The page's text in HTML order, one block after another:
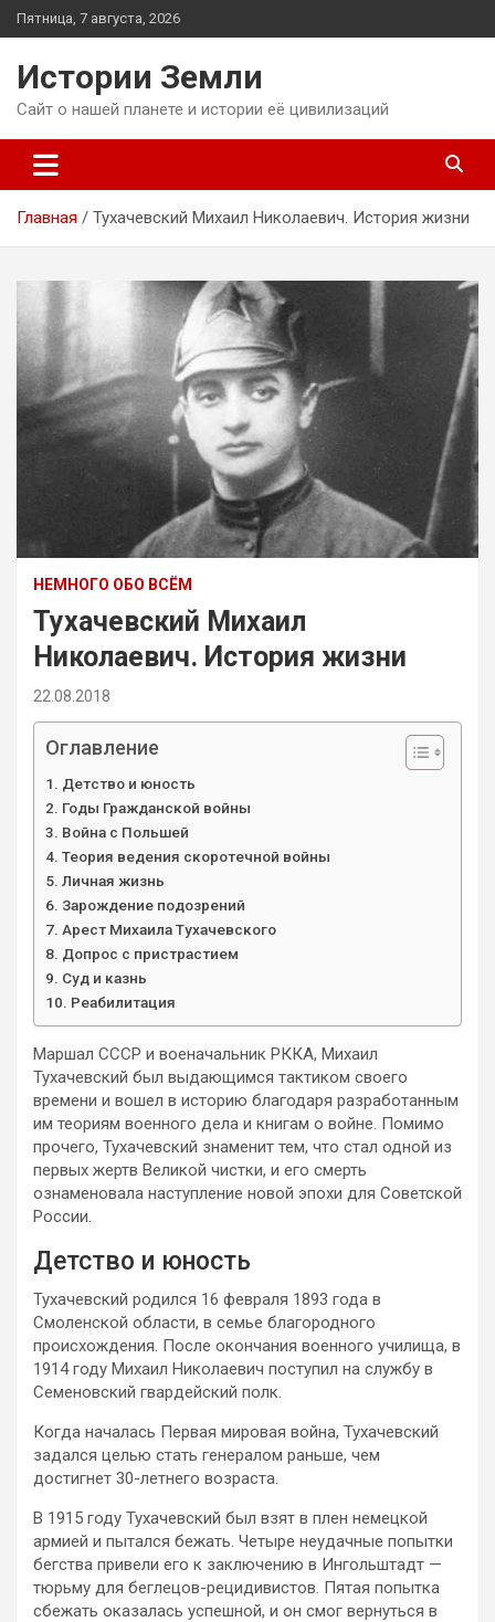
Перейти
к
Пятница, 7 августа, 2026
Истории Земли
Сайт о нашей планете и истории её цивилизаций
Главная Тухачевский Михаил Николаевич. История жизни
НЕМНОГО ОБО ВСЁМ
Тухачевский Михаил
Николаевич. История жизни
22.08.2018
Оглавление
Детство и юность
Годы Гражданской войны
Война с Польшей
Теория ведения скоротечной войны
Личная жизнь
Зарождение подозрений
Арест Михаила Тухачевского
Допрос с пристрастием
Суд и казнь
Реабилитация
Маршал СССР и военачальник РККА, Михаил
Тухачевский был выдающимся тактиком своего
времени и вошел в историю благодаря разработанным
им теориям военного дела и книгам о войне. Помимо
прочего, Тухачевский знаменит тем, что стал одной из
первых жертв Великой чистки, и его смерть
ознаменовала наступление новой эпохи для Советской
России.
Детство и юность
Тухачевский родился 16 февраля 1893 года в
Смоленской области, в семье благородного
происхождения. После окончания военного училища, в
1914 году Михаил Николаевич поступил на службу в
Семеновский гвардейский полк.
Когда началась Первая мировая война, Тухачевский
задался целью стать генералом раньше, чем
достигнет 30-летнего возраста.
В 1915 году Тухачевский был взят в плен немецкой
армией и пытался бежать. Четыре неудачные попытки
бегства привели его к заключению в Ингольштадт —
тюрьму для беглецов-рецидивистов. Пятая попытка
сбежать оказалась успешной, и он смог вернуться в